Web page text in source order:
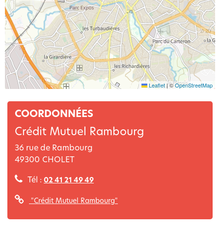
Leaflet|©OpenStreetMap
COORDONNÉES
Crédit Mutuel Rambourg
36 rue de Rambourg
49300 CHOLET
Tél : 02 41 21 49 49
"Crédit Mutuel Rambourg"